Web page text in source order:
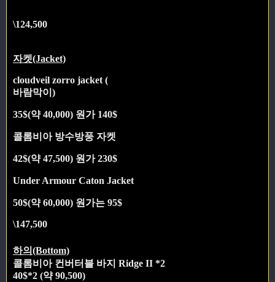
\124,500
자켓(Jacket)
cloudveil zorro jacket (
바람막이)
35$(약 40,000) 원가 140$
콜롬비아 방수방풍 자켓
42$(약 47,500) 원가 230$
Under Armour Caton Jacket
50$(약 60,000) 원가는 95$
\147,500
하의(Bottom)
콜롬비아 컨버터블 바지 Ridge II *2
40$*2 (약 90,500)